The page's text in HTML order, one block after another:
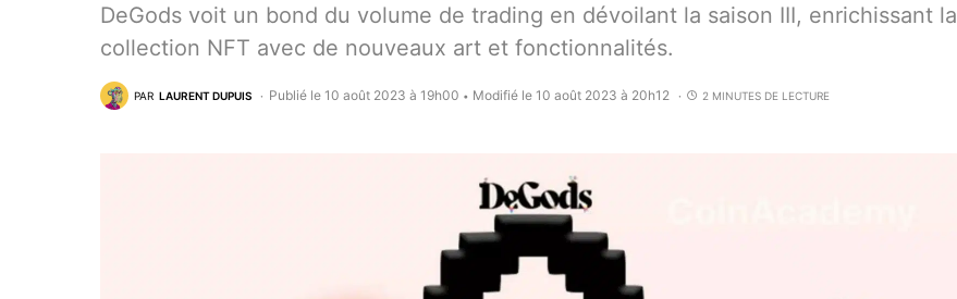
DeGods voit un bond du volume de trading en dévoilant la saison III, enrichissant la
collection NFT avec de nouveaux art et fonctionnalités.
PAR LAURENT DUPUIS Publié le 10 août 2023 à 19h00 • Modifié le 10 août 2023 à 20h12 2 MINUTES DE LECTURE